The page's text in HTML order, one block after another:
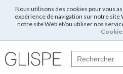
Nous utilisons des cookies pour vous
expérience de navigation sur notre site
notre site Web et/ou utiliser nos